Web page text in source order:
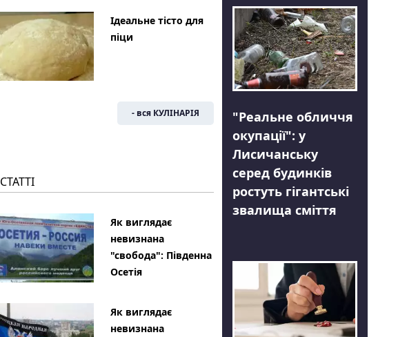
Ідеальне тісто для
піци
- вся КУЛІНАРІЯ
СТАТТІ
Як виглядає
невизнана
"свобода": Південна
Осетія
Як виглядає
невизнана
"Реальне обличчя
окупації": у
Лисичанську
серед будинків
ростуть гігантські
звалища сміття